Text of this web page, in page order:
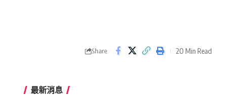
Share 20 Min Read
最新消息